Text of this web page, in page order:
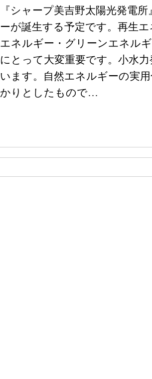
『シャープ美吉野太陽光発電
ーが誕生する予定です。再生
エネルギー・グリーンエネル
にとって大変重要です。小水
います。自然エネルギーの実
かりとしたもので…